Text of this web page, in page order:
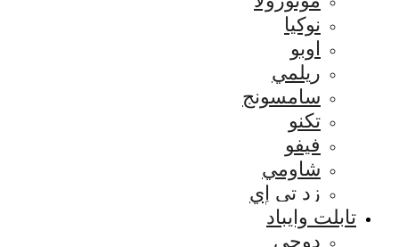
نوكيا
اوبو
ريلمي
سامسونج
تكنو
فيفو
شاومي
زد تي إي
تابلت وايباد
دوجى